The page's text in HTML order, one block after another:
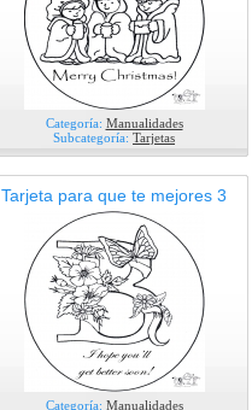
Categoría: Manualidades
Subcategoría: Tarjetas
Tarjeta para que te mejores 3
Categoría: Manualidades